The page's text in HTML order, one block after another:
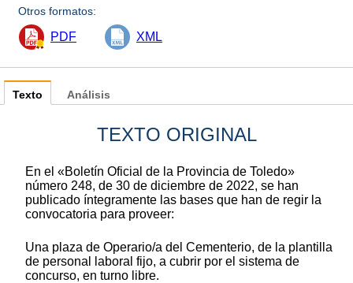
Otros formatos:
PDF XML
Texto
TEXTO ORIGINAL
En el «Boletín Oficial de la Provincia de Toledo»
número 248, de 30 de diciembre de 2022, se han
publicado íntegramente las bases que han de regir la
convocatoria para proveer:
Una plaza de Operario/a del Cementerio, de la plantilla
de personal laboral fijo, a cubrir por el sistema de
concurso, en turno libre.
Análisis